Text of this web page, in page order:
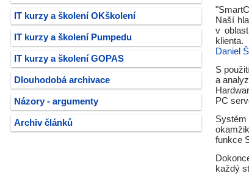
IT kurzy a školení OKškolení
IT kurzy a školení Pumpedu
IT kurzy a školení GOPAS
Dlouhodobá archivace
Názory - argumenty
Archiv článků
Naší
v
Daniel
S
a
PC
funkce
každý